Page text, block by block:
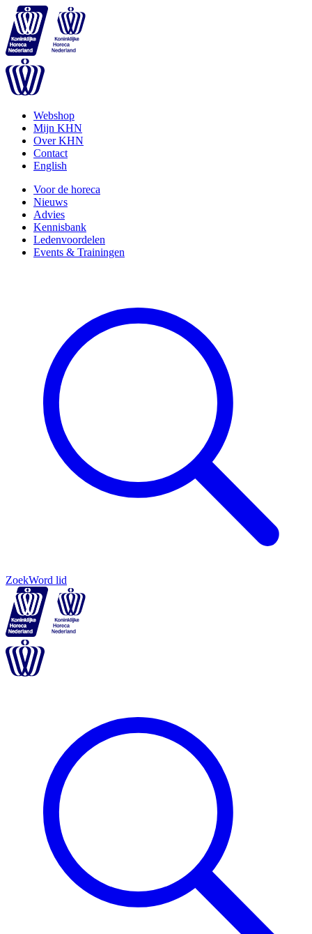
Webshop
Mijn KHN
Over KHN
Contact
English
Voor de horeca
Nieuws
Advies
Kennisbank
Ledenvoordelen
Events & Trainingen
ZoekWord lid